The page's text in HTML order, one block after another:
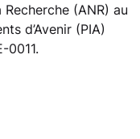
Recherche (ANR) au
d’Avenir (PIA)
0011.